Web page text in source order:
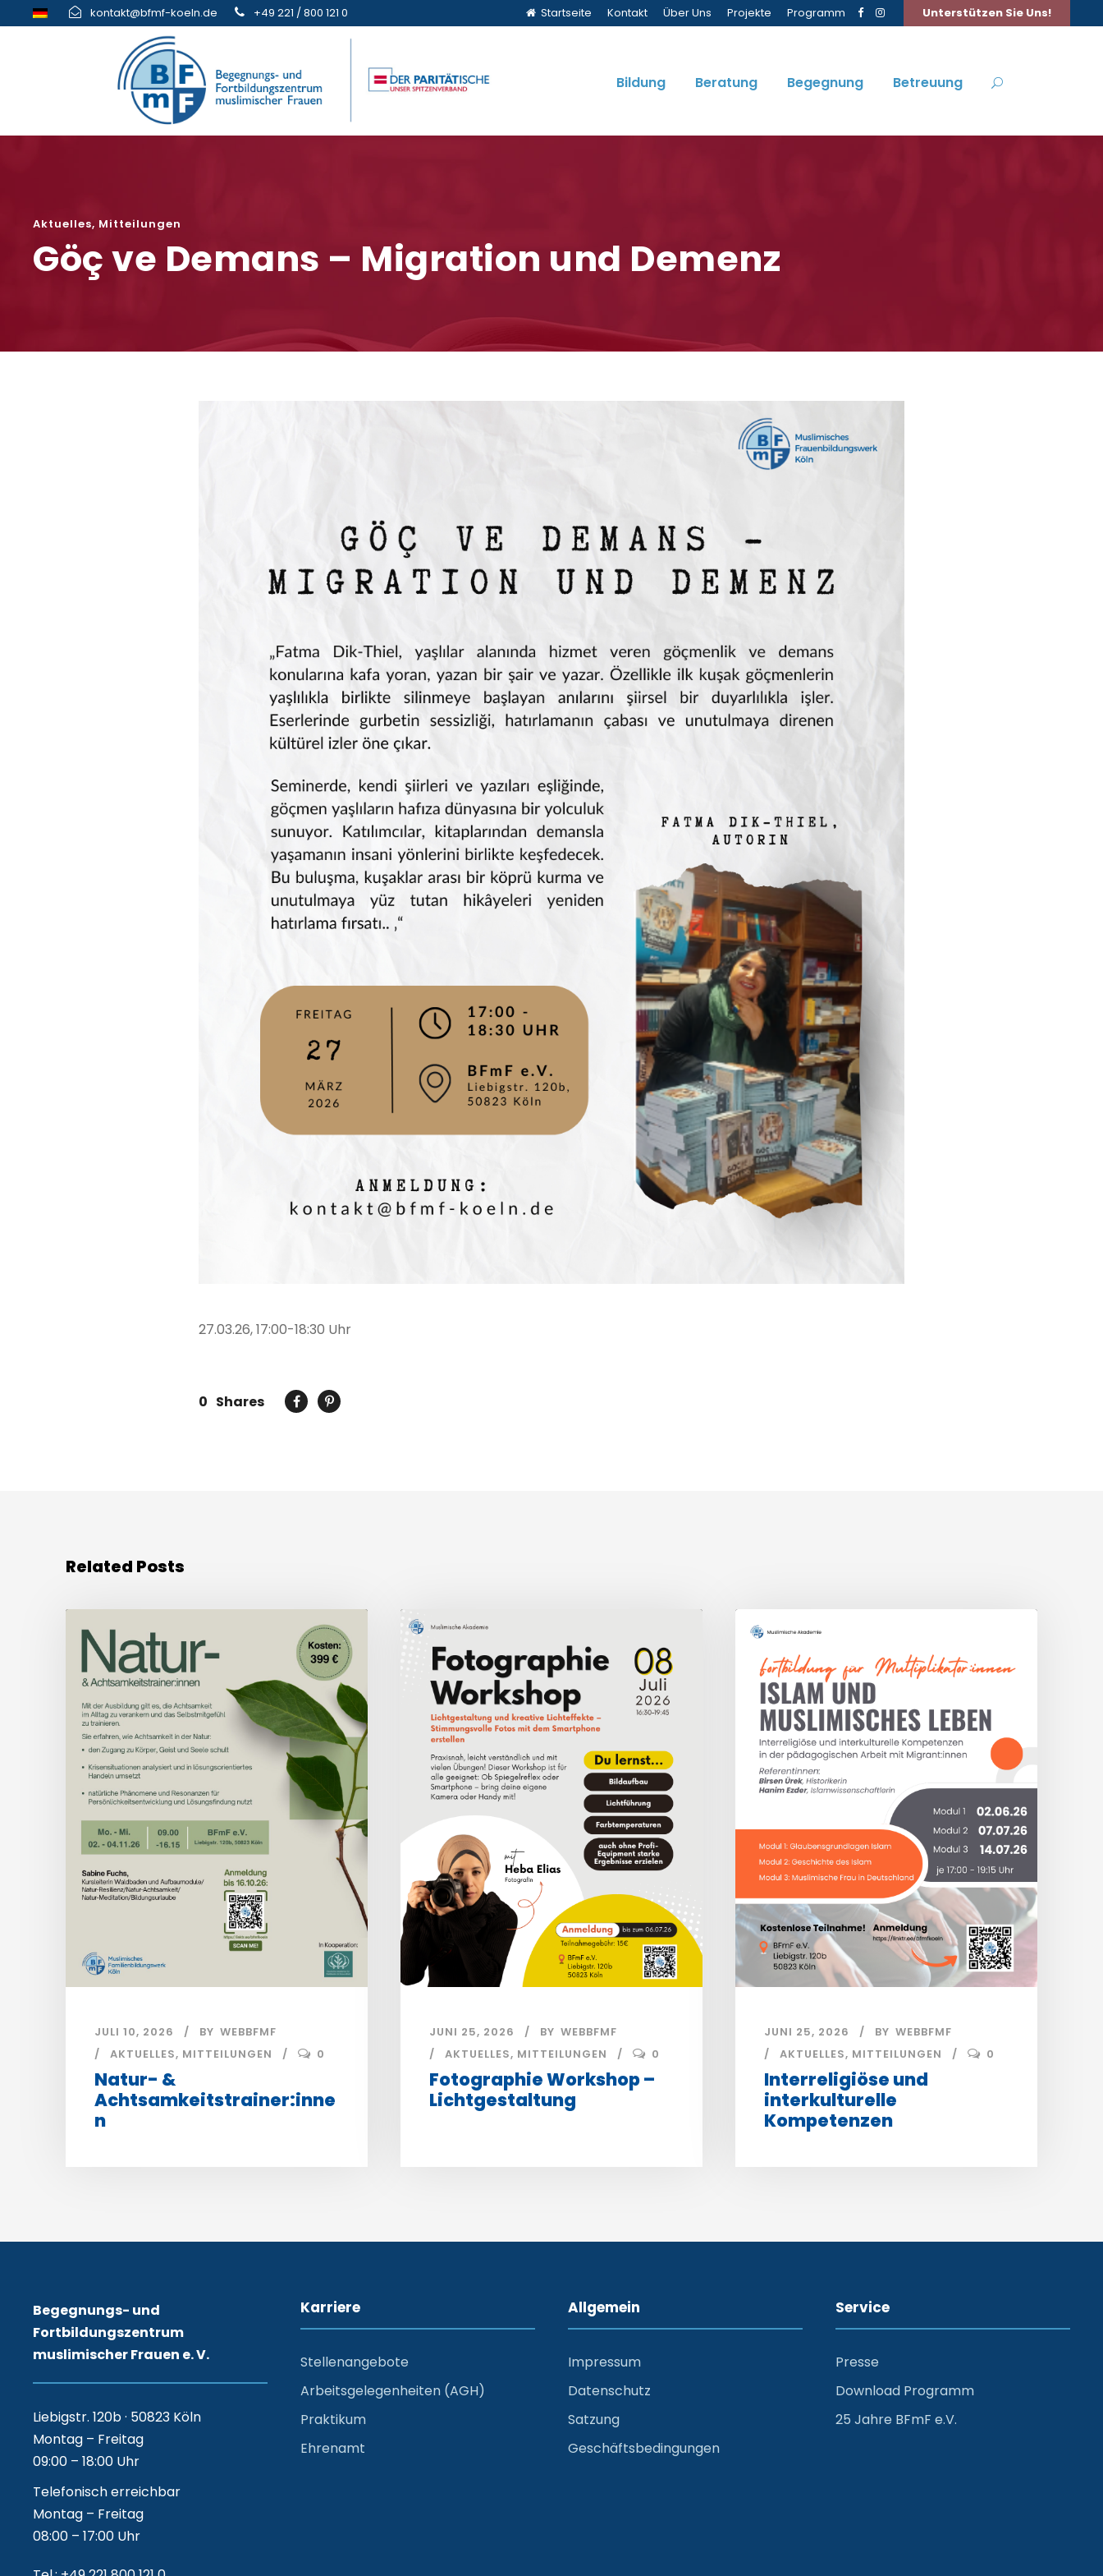
kontakt@bfmf-koeln.de +49 221 / 800 121 0 Startseite Kontakt Über Uns Projekte Programm Unterstützen Sie Uns!
Bildung Beratung Begegnung Betreuung
Aktuelles, Mitteilungen
Göç ve Demans – Migration und Demenz
27.03.26, 17:00-18:30 Uhr
0 Shares
Related Posts
JULI 10, 2026 BY WEBBFMF
AKTUELLES, MITTEILUNGEN 0
Natur- &
Achtsamkeitstrainer:inne
n
JUNI 25, 2026 BY WEBBFMF
AKTUELLES, MITTEILUNGEN 0
Fotographie Workshop –
Lichtgestaltung
JUNI 25, 2026 BY WEBBFMF
AKTUELLES, MITTEILUNGEN 0
Interreligiöse und
interkulturelle
Kompetenzen
Begegnungs- und
Fortbildungszentrum
muslimischer Frauen e. V.
Liebigstr. 120b · 50823 Köln
Montag – Freitag
09:00 – 18:00 Uhr
Telefonisch erreichbar
Montag – Freitag
08:00 – 17:00 Uhr
Karriere
Stellenangebote
Arbeitsgelegenheiten (AGH)
Praktikum
Ehrenamt
Allgemein
Impressum
Datenschutz
Satzung
Geschäftsbedingungen
Service
Presse
Download Programm
25 Jahre BFmF e.V.